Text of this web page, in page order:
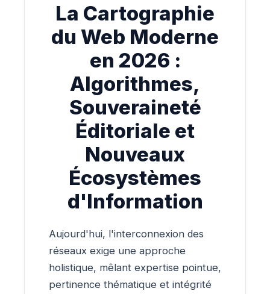
La Cartographie
du Web Moderne
en 2026 :
Algorithmes,
Souveraineté
Éditoriale et
Nouveaux
Écosystèmes
d'Information
Aujourd'hui, l'interconnexion des
réseaux exige une approche
holistique, mêlant expertise pointue,
pertinence thématique et intégrité